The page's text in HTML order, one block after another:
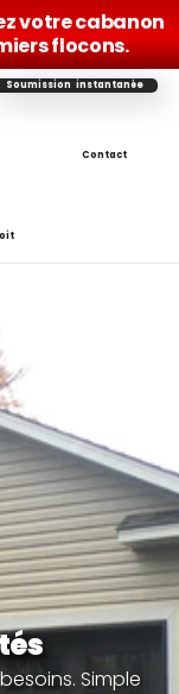
votre cabanon
flocons.
Soumission  instantanée
Contact
Simple